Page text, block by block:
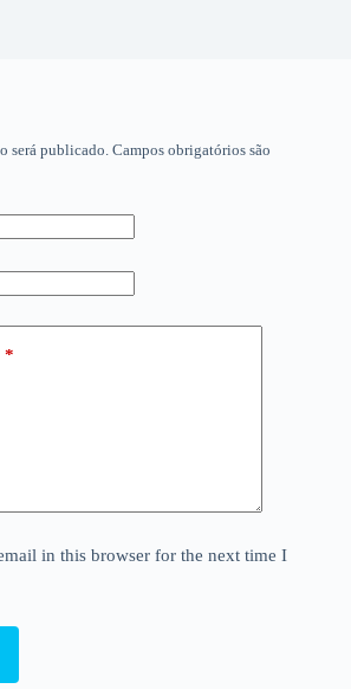
será publicado. Campos obrigatórios são
*
in this browser for the next time I